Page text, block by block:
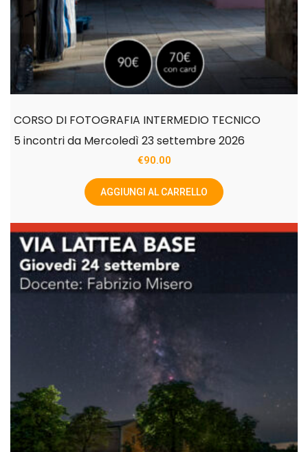
CORSO DI FOTOGRAFIA INTERMEDIO TECNICO
5 incontri da Mercoledì 23 settembre 2026
€90.00
AGGIUNGI AL CARRELLO